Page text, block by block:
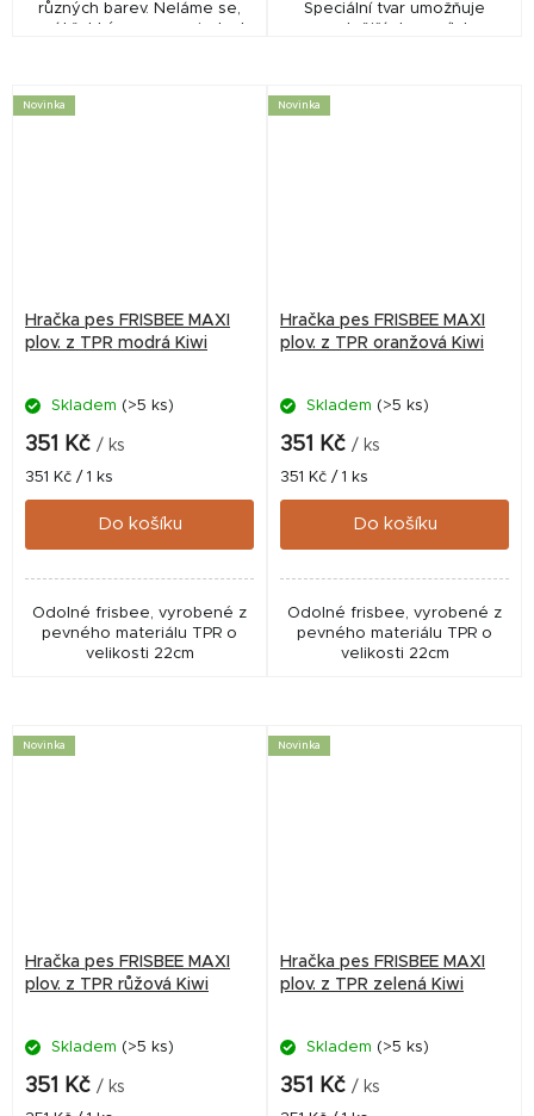
různých barev. Neláme se,
Speciální tvar umožňuje
Novinka
Hračka pes FRISBEE MAXI
plov. z TPR modrá Kiwi
Skladem (>5 ks)
351 Kč / ks
Měrná
cena:
351 Kč / 1 ks
Do košíku
Odolné frisbee, vyrobené z
pevného materiálu TPR o
velikosti 22cm
Novinka
Hračka pes FRISBEE MAXI
plov. z TPR oranžová Kiwi
Skladem (>5 ks)
351 Kč / ks
Měrná
cena:
351 Kč / 1 ks
Do košíku
Odolné frisbee, vyrobené z
pevného materiálu TPR o
velikosti 22cm
Novinka
Hračka pes FRISBEE MAXI
plov. z TPR růžová Kiwi
Skladem (>5 ks)
351 Kč / ks
Novinka
Hračka pes FRISBEE MAXI
plov. z TPR zelená Kiwi
Skladem (>5 ks)
351 Kč / ks